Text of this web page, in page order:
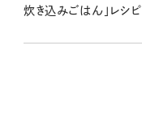
炊き込みごはん」レシピ